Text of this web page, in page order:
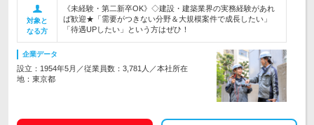
対象と
なる方
《未経験・第二新卒OK》◇建設・建築業界の実務経験があれ
ば歓迎★「需要がつきない分野＆大規模案件で成長したい」
「待遇UPしたい」という方はぜひ！
企業データ
設立：1954年5月／従業員数：3,781人／本社所在
地：東京都